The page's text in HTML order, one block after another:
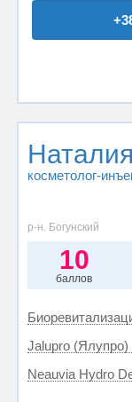
косметолог-
р-н. Богунский
10
баллов
Jalupro (Ялупро)
Neauvia Hydro